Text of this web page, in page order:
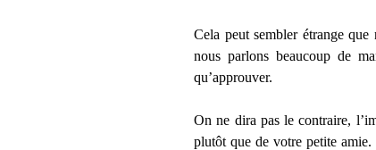
Cela peut sembler étrange
nous parlons beaucoup de
qu’approuver.
On ne dira pas le contraire,
plutôt que de votre petite amie.